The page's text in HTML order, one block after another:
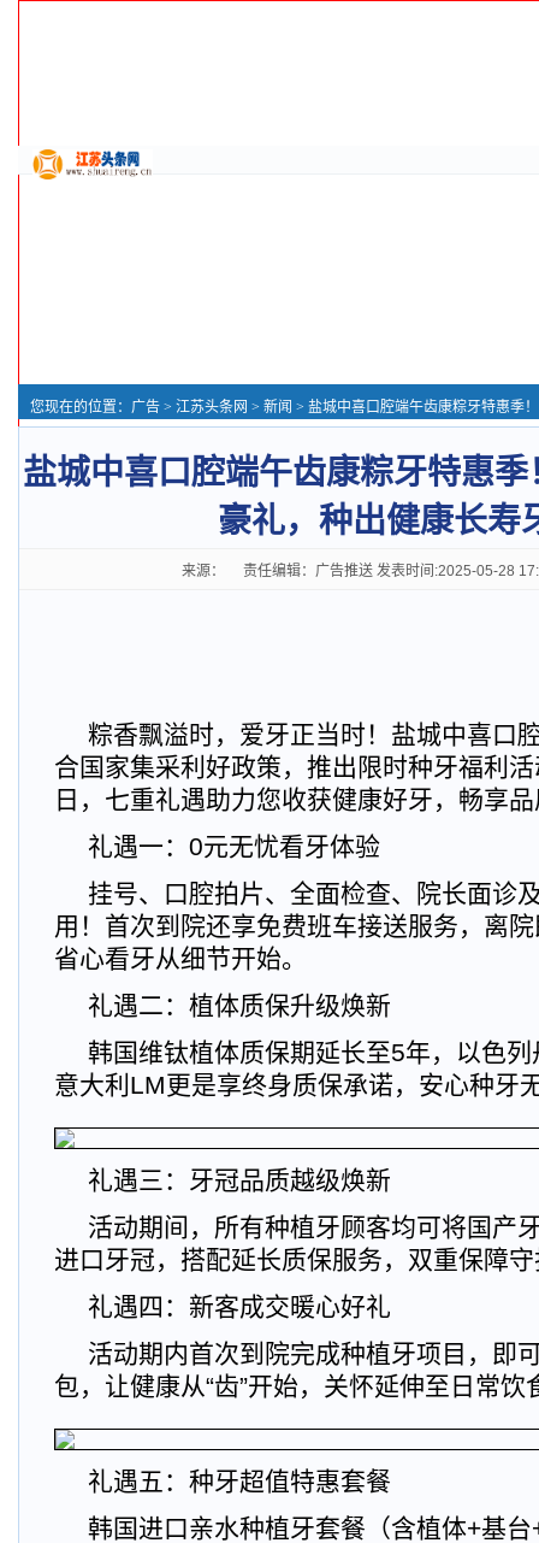
您现在的位置： 广告 > 江苏头条网 > 新闻 > 盐城中喜口腔端午齿康粽牙特惠季！集采福利+端
盐城中喜口腔端午齿康粽牙特惠
豪礼，种出健康长寿
来源： 责任编辑：广告推送 发表时间:2025-05-28
粽香飘溢时，爱牙正当时！盐城中喜口
合国家集采利好政策，推出限时种牙福利
日，七重礼遇助力您收获健康好牙，畅享
礼遇一：0元无忧看牙体验
挂号、口腔拍片、全面检查、院长面诊
用！首次到院还享免费班车接送服务，离
省心看牙从细节开始。
礼遇二：植体质保升级焕新
韩国维钛植体质保期延长至5年，以色
意大利LM更是享终身质保承诺，安心种牙
礼遇三：牙冠品质越级焕新
活动期间，所有种植牙顾客均可将国产
进口牙冠，搭配延长质保服务，双重保障
礼遇四：新客成交暖心好礼
活动期内首次到院完成种植牙项目，即
包，让健康从“齿”开始，关怀延伸至日常饮
礼遇五：种牙超值特惠套餐
韩国进口亲水种植牙套餐（含植体+基